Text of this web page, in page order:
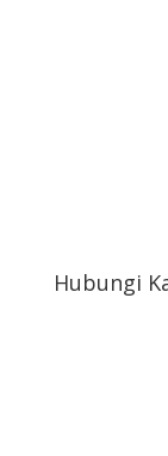
Hubungi